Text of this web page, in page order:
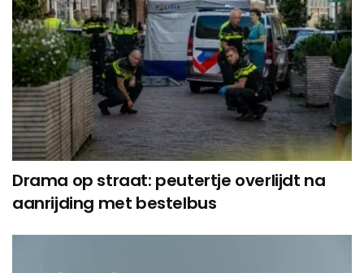
Drama op straat: peutertje overlijdt na
aanrijding met bestelbus